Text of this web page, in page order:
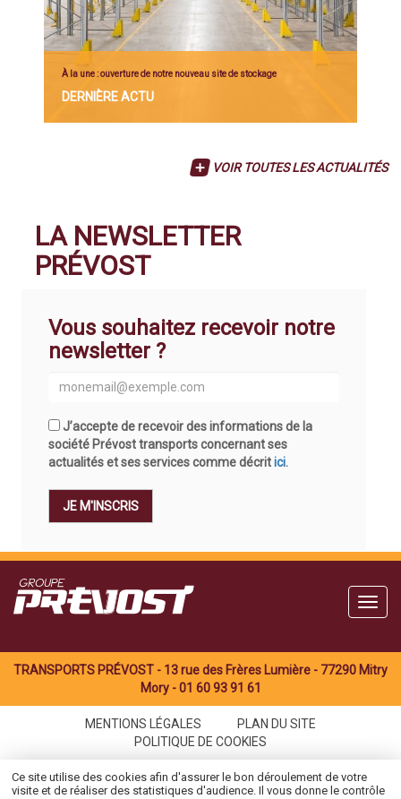
À la une : ouverture de notre nouveau site de stockage
DERNIÈRE ACTU
VOIR TOUTES LES ACTUALITÉS
LA NEWSLETTER
PRÉVOST
Vous souhaitez recevoir notre
newsletter ?
J’accepte de recevoir des informations de la
société Prévost transports concernant ses
actualités et ses services comme décritici.
JE M'INSCRIS
TRANSPORTS PRÉVOST - 13 rue des Frères Lumière - 77290 Mitry
Mory-01 60 93 91 61
MENTIONS LÉGALES
PLAN DU SITE
POLITIQUE DE COOKIES
Ce site utilise des cookies afin d'assurer le bon déroulement de votre
visite et de réaliser des statistiques d'audience. Il vous donne le contrôle